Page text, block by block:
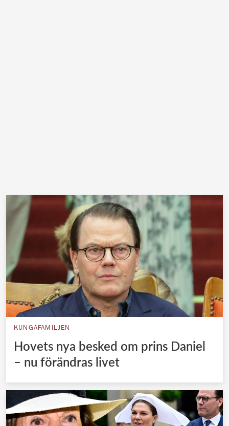
KUNGAFAMILJEN
Hovets nya besked om prins Daniel
– nu förändras livet